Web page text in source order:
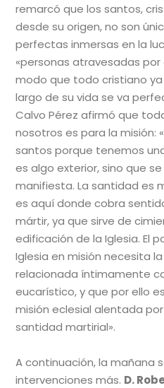
remarcó que los santos,
desde su origen, no son
perfectas inmersas en la
«personas atravesadas por
modo que todo cristiano
largo de su vida se va
Calvo Pérez afirmó que
nosotros es para la misión:
santos porque tenemos
es algo exterior, sino que
manifiesta. La santidad es
es aquí donde cobra
mártir, ya que sirve de
edificación de la Iglesia. El
Iglesia en misión necesita
relacionada íntimamente
eucarístico, y que por ello
misión eclesial alentada
santidad martirial».
A continuación, la mañana
intervenciones más. D.